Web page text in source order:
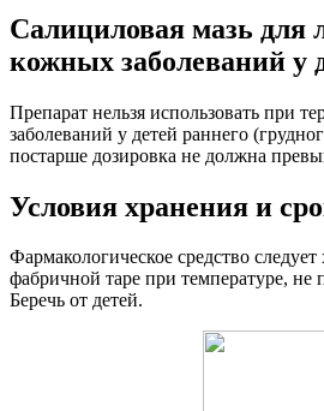
Салициловая мазь для
кожных заболеваний у
Препарат нельзя использовать при
заболеваний у детей раннего
постарше дозировка не должна
Условия хранения и
Фармакологическое средство следует
фабричной таре при температуре,
Беречь от детей.